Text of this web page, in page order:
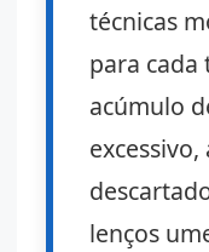
técnicas
para
acúmulo
lenços